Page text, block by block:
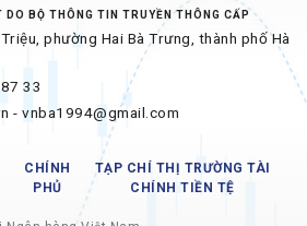
BỘ THÔNG TIN TRUYỀN THÔNG CẤP
phường Hai Bà Trưng, thành phố Hà
33
- vnba1994@gmail.com
CHÍNH
PHỦ
TẠP CHÍ THỊ TRƯỜNG TÀI
CHÍNH TIỀN TỆ